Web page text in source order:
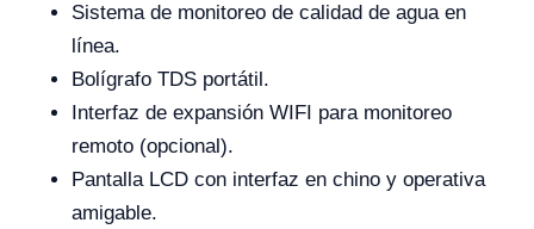
Sistema de monitoreo de calidad de agua en
línea.
Bolígrafo TDS portátil.
Interfaz de expansión WIFI para monitoreo
remoto (opcional).
Pantalla LCD con interfaz en chino y operativa
amigable.